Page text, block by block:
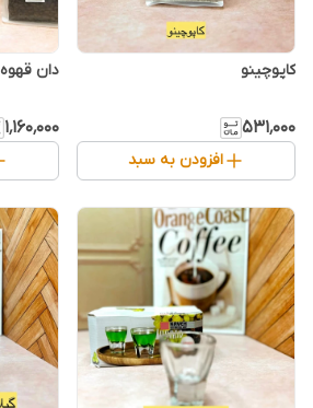
کاپوچینو
۵۳۱٬۰۰۰
افزودن به سبد
دان قهوه
۱٬۱۶۰٬۰۰۰